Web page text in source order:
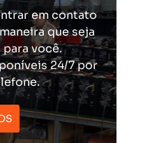
em contato
que seja
você.
24/7 por